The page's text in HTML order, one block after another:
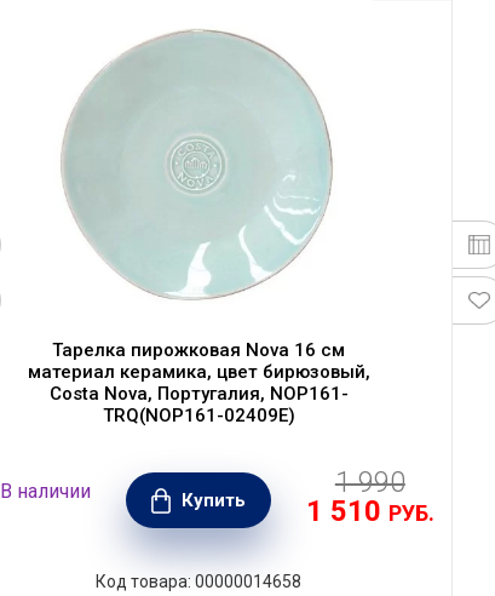
Тарелка пирожковая Nova 16 см
материал керамика, цвет бирюзовый,
Costa Nova, Португалия, NOP161-
TRQ(NOP161-02409E)
В наличии Купить
1 990
1 510 РУБ.
Код товара: 00000014658